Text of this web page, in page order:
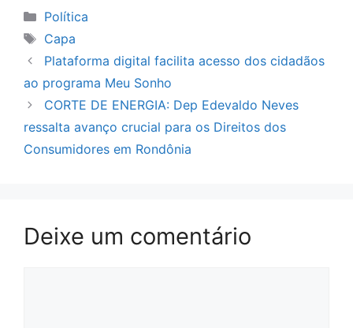
Categorias
Política
Tags
Capa
Plataforma digital facilita acesso dos cidadãos
ao programa Meu Sonho
CORTE DE ENERGIA: Dep Edevaldo Neves
ressalta avanço crucial para os Direitos dos
Consumidores em Rondônia
Deixe um comentário